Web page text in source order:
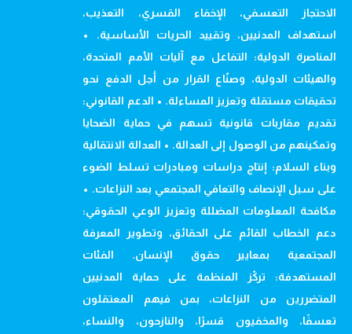
الاحتجاز التعسفي، الإخفاء القسري، التعذيب،
استهداف المدنيين، وتقييد الحريات الأساسية. •
المناصرة الدولية: التفاعل مع آليات الأمم المتحدة،
والهيئات الدولية، وصنّاع القرار من أجل الدفع نحو
تحقيقات مستقلة وتعزيز المساءلة. • الدعم القانوني:
تقديم مقاربات قانونية تسهم في حماية الضحايا
وتمكينهم من الوصول إلى العدالة. • العدالة الانتقالية
وبناء السلام: إنتاج دراسات ومبادرات تسلط الضوء
على سبل الإنصاف والتعافي المجتمعي بعد النزاعات. •
مكافحة المعلومات المضللة وتعزيز الوعي الحقوقي:
دعم الخطاب القائم على الحقائق، وتطوير المعرفة
المجتمعية بمعايير حقوق الإنسان. الفئات
المستهدفة: تركّز المنظمة على حماية المدنيين
المتضررين من النزاعات، بمن فيهم المعتقلون
تعسفًا، والمخفيون قسرًا، والنازحون، والنساء،